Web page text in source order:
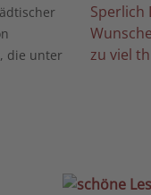
die unter